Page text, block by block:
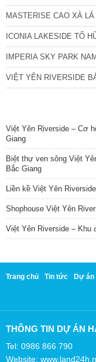
MASTERISE CAO XÀ
ICONIA LAKESIDE TỐ
IMPERIA SKY PARK
VIỆT YÊN RIVERSIDE
Việt Yên Riverside – Cơ
Giang
Biệt thự ven sông Việt
Bắc Giang
Liền kề Việt Yên
Shophouse Việt Yên
Việt Yên Riverside – Khu
Trang chủ Tin tức Dự án
THÔNG TIN DỰ ÁN
Tel: 0986 866 790
Website: